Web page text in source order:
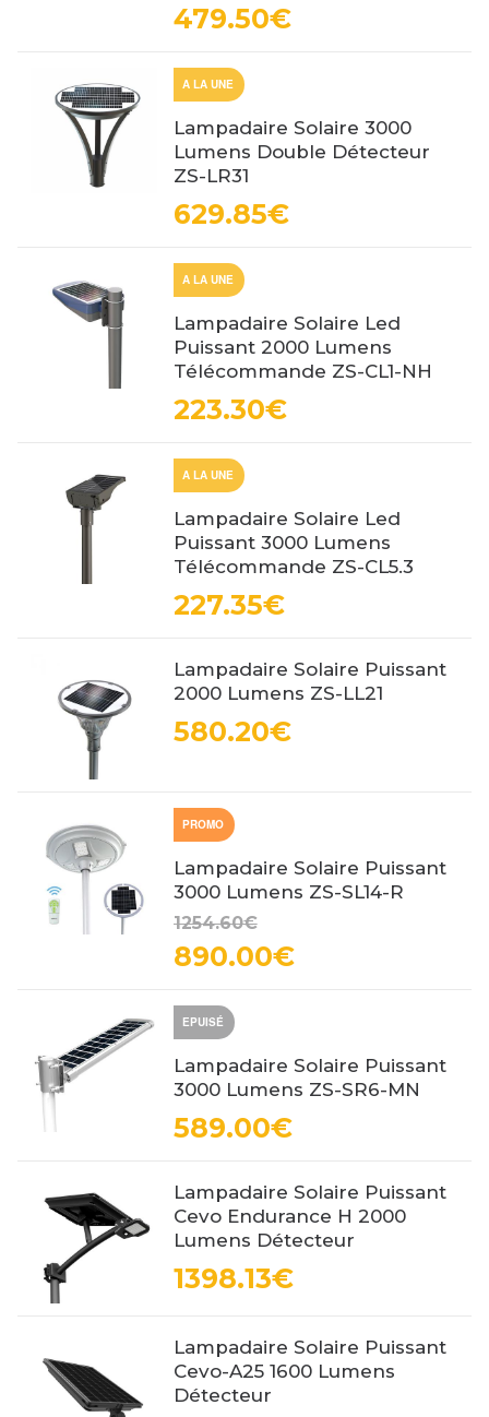
479.50€
A LA UNE
Lampadaire Solaire 3000
Lumens Double Détecteur
ZS-LR31
629.85€
A LA UNE
Lampadaire Solaire Led
Puissant 2000 Lumens
Télécommande ZS-CL1-NH
223.30€
A LA UNE
Lampadaire Solaire Led
Puissant 3000 Lumens
Télécommande ZS-CL5.3
227.35€
Lampadaire Solaire Puissant
2000 Lumens ZS-LL21
580.20€
PROMO
Lampadaire Solaire Puissant
3000 Lumens ZS-SL14-R
1254.60€
890.00€
EPUISÉ
Lampadaire Solaire Puissant
3000 Lumens ZS-SR6-MN
589.00€
Lampadaire Solaire Puissant
Cevo Endurance H 2000
Lumens Détecteur
1398.13€
Lampadaire Solaire Puissant
Cevo-A25 1600 Lumens
Détecteur